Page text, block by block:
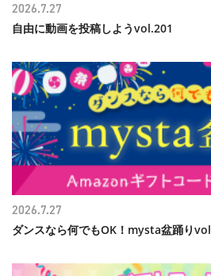
自由に動画を投稿しようvol.201
2026.7.27
ダンスなら何でもOK！mysta盆踊り
2026.7.27